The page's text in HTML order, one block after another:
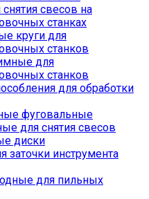
свесов на
станках
круги для
станков
для
станков
для обработки
фуговальные
для снятия свесов
диски
заточки инструмента
для пильных